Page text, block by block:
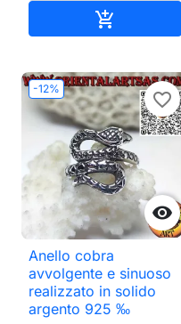

-12%

favorite_border
Anello cobra
avvolgente e sinuoso
realizzato in solido
argento 925 ‰